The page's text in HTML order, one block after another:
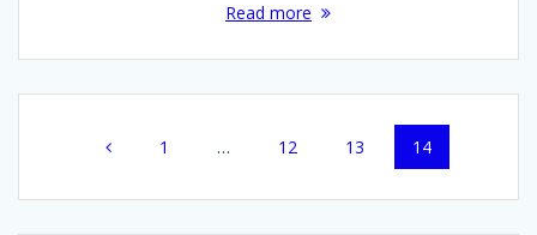
Read more
navigationPage
1 … Page
12 Page
13 Page
14